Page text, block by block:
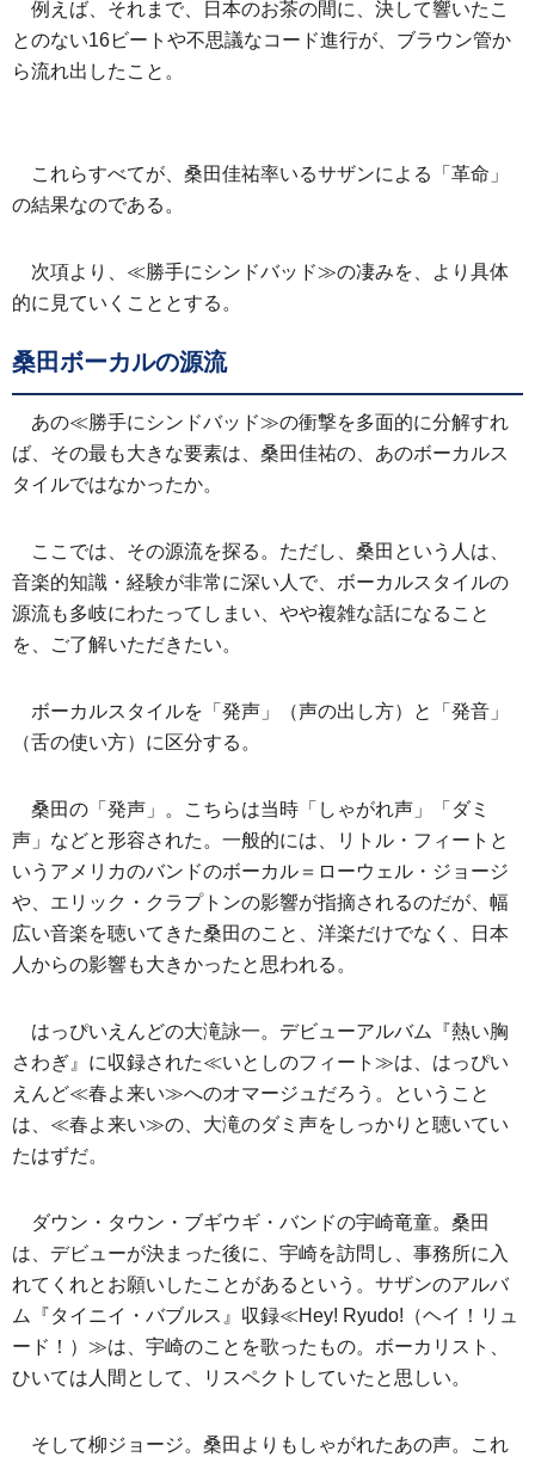
例えば、それまで、日本のお茶の間に、決して響いたこ
とのない16ビートや不思議なコード進行が、ブラウン管か
ら流れ出したこと。
これらすべてが、桑田佳祐率いるサザンによる「革命」
の結果なのである。
次項より、≪勝手にシンドバッド≫の凄みを、より具体
的に見ていくこととする。
桑田ボーカルの源流
あの≪勝手にシンドバッド≫の衝撃を多面的に分解すれ
ば、その最も大きな要素は、桑田佳祐の、あのボーカルス
タイルではなかったか。
ここでは、その源流を探る。ただし、桑田という人は、
音楽的知識・経験が非常に深い人で、ボーカルスタイルの
源流も多岐にわたってしまい、やや複雑な話になること
を、ご了解いただきたい。
ボーカルスタイルを「発声」（声の出し方）と「発音」
（舌の使い方）に区分する。
桑田の「発声」。こちらは当時「しゃがれ声」「ダミ
声」などと形容された。一般的には、リトル・フィートと
いうアメリカのバンドのボーカル＝ローウェル・ジョージ
や、エリック・クラプトンの影響が指摘されるのだが、幅
広い音楽を聴いてきた桑田のこと、洋楽だけでなく、日本
人からの影響も大きかったと思われる。
はっぴいえんどの大滝詠一。デビューアルバム『熱い胸
さわぎ』に収録された≪いとしのフィート≫は、はっぴい
えんど≪春よ来い≫へのオマージュだろう。ということ
は、≪春よ来い≫の、大滝のダミ声をしっかりと聴いてい
たはずだ。
ダウン・タウン・ブギウギ・バンドの宇崎竜童。桑田
は、デビューが決まった後に、宇崎を訪問し、事務所に入
れてくれとお願いしたことがあるという。サザンのアルバ
ム『タイニイ・バブルス』収録≪Hey! Ryudo!（ヘイ！リュ
ード！）≫は、宇崎のことを歌ったもの。ボーカリスト、
ひいては人間として、リスペクトしていたと思しい。
そして柳ジョージ。桑田よりもしゃがれたあの声。これ